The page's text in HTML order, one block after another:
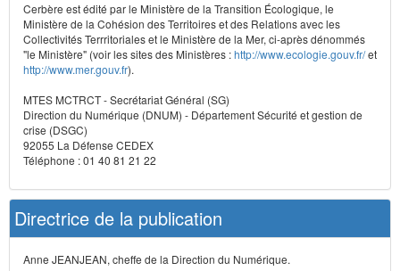
Cerbère est édité par le Ministère de la Transition Écologique, le
Ministère de la Cohésion des Territoires et des Relations avec les
Collectivités Terrritoriales et le Ministère de la Mer, ci-après dénommés
"le Ministère" (voir les sites des Ministères :http://www.ecologie.gouv.fr/et
http://www.mer.gouv.fr).
MTES MCTRCT - Secrétariat Général (SG)
Direction du Numérique (DNUM) - Département Sécurité et gestion de
crise (DSGC)
92055 La Défense CEDEX
Téléphone : 01 40 81 21 22
Directrice de la publication
Anne JEANJEAN, cheffe de la Direction du Numérique.